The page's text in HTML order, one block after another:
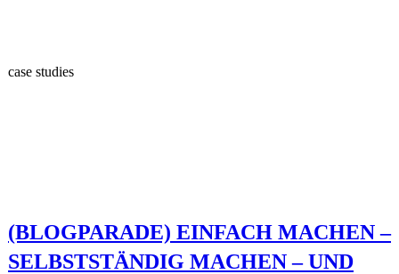
case studies
(BLOGPARADE) EINFACH MACHEN –
SELBSTSTÄNDIG MACHEN – UND